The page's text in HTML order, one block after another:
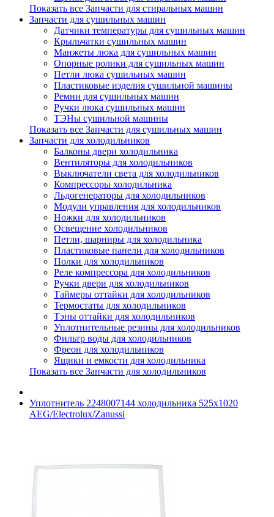
Показать все Запчасти для стиральных машин
Запчасти для сушильных машин
Датчики температуры для сушильных машин
Крыльчатки сушильных машин
Манжеты люка для сушильных машин
Опорные ролики для сушильных машин
Петли люка сушильных машин
Пластиковые изделия сушильной машины
Ремни для сушильных машин
Ручки люка сушильных машин
ТЭНы сушильной машины
Показать все Запчасти для сушильных машин
Запчасти для холодильников
Балконы двери холодильника
Вентиляторы для холодильников
Выключатели света для холодильников
Компрессоры холодильника
Льдогенераторы для холодильников
Модули управления для холодильников
Ножки для холодильников
Освещение холодильников
Петли, шарниры для холодильника
Пластиковые панели для холодильников
Полки для холодильников
Реле компрессора для холодильников
Ручки двери для холодильников
Таймеры оттайки для холодильников
Термостаты для холодильников
Тэны оттайки для холодильников
Уплотнительные резины для холодильников
Фильтр воды для холодильников
Фреон для холодильников
Ящики и емкости для холодильника
Показать все Запчасти для холодильников
Уплотнитель 2248007144 холодильника 525x1020
AEG/Electrolux/Zanussi